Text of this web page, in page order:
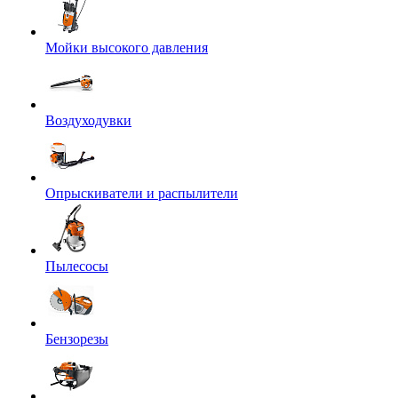
Мойки высокого давления
Воздуходувки
Опрыскиватели и распылители
Пылесосы
Бензорезы